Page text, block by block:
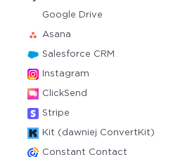
Google Drive
Asana
Salesforce CRM
Instagram
ClickSend
Stripe
Kit (dawniej ConvertKit)
Constant Contact